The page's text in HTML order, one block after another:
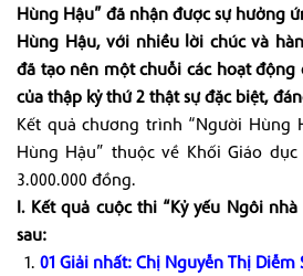
Hùng Hậu” đã nhận được sự hưởng
Hùng Hậu, với nhiều lời chúc và
đã tạo nên một chuỗi các hoạt
của thập kỷ thứ 2 thật sự đặc biệt,
Kết quả chương trình “Người Hùng
Hùng Hậu” thuộc về Khối Giáo
3.000.000 đồng.
I. Kết quả cuộc thi “Kỷ yếu Ngôi
sau:
01 Giải nhất: Chị Nguyễn Thị